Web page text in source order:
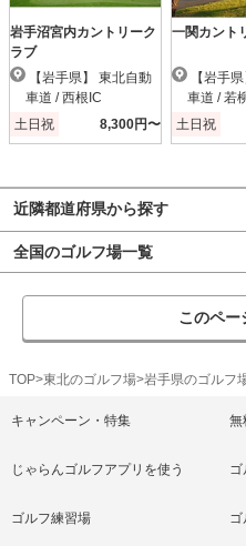
岩手沼宮内カントリーク
ラブ
車道 / 西根IC
土日祝
8,300円〜
一関カント
車道 / 若
土日祝
近隣都道府県から探す
全国のゴルフ場一覧
このペー
TOP 東北のゴルフ場 岩手県のゴルフ
キャンペーン・特集 無
じゃらんゴルフアプリを使う ゴ
ゴルフ練習場 ゴ